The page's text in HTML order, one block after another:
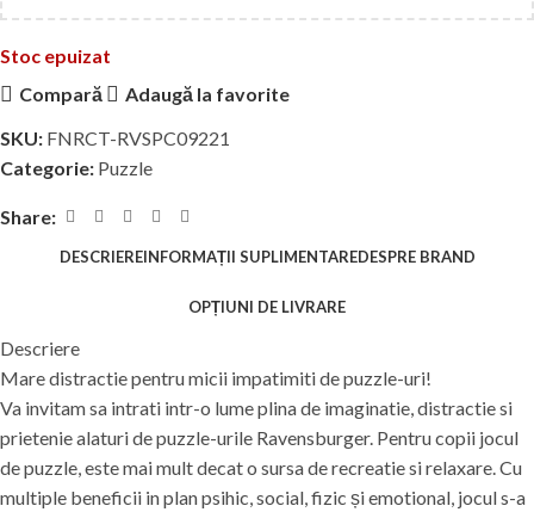
Stoc epuizat
Compară
Adaugă la favorite
SKU: FNRCT-RVSPC09221
Categorie: Puzzle
Share:
DESCRIEREINFORMAȚII SUPLIMENTAREDESPRE BRAND
OPȚIUNI DE LIVRARE
Descriere
Mare distractie pentru micii impatimiti de puzzle-uri!
Va invitam sa intrati intr-o lume plina de imaginatie, distractie si
prietenie alaturi de puzzle-urile Ravensburger. Pentru copii jocul
de puzzle, este mai mult decat o sursa de recreatie si relaxare. Cu
multiple beneficii in plan psihic, social, fizic și emotional, jocul s-a